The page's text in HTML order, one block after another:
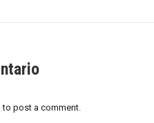
to post a comment.